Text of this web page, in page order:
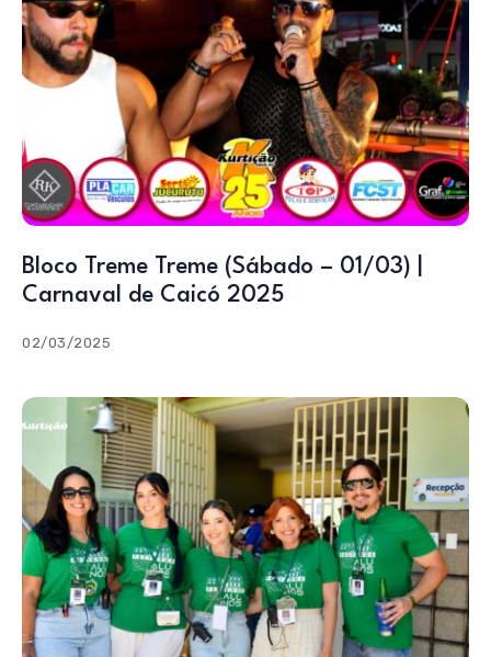
Bloco Treme Treme (Sábado – 01/03) |
Carnaval de Caicó 2025
02/03/2025